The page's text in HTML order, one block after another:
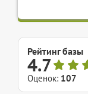
Рейтинг базы
4.7
Оценок: 107